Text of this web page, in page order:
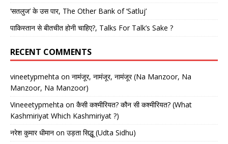
‘सतलुज’ के उस पार, The Other Bank of ‘Satluj’
पाकिस्तान से बीतचीत होनी चाहिए?, Talks For Talk’s Sake ?
RECENT COMMENTS
vineetypmehta on नामंजूर, नामंजूर, नामंजूर (Na Manzoor, Na
Manzoor, Na Manzoor)
Vineeetypmehta on कैसी कश्मीरियत? कौन सी कश्मीरियत? (What
Kashmiriyat Which Kashmiriyat ?)
नरेश कुमार धीमान on उड़ता सिद्धू (Udta Sidhu)